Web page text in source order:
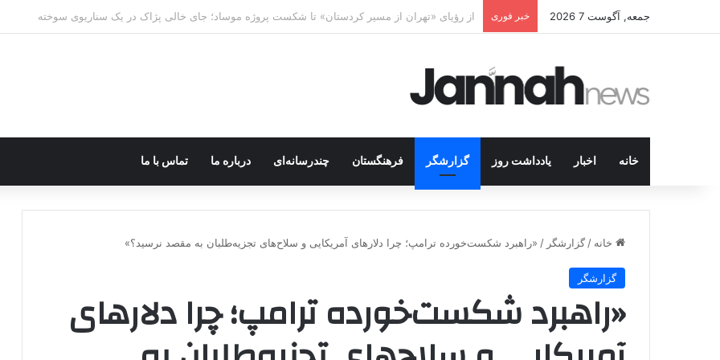
جمعه, آگوست 7 2026 خبر فوری پژاک در پیچ آخر؛ قندیل که خاموش شود، شاخه ایرانی چه خواهد کرد؟
خانه اخبار یادداشت روز گزارشگر فرهنگستان چندرسانه‌ای درباره ما تماس با ما
خانه / گزارشگر / «راهبرد شکست‌خورده ترامپ؛ چرا دلارهای آمریکایی و سلاح‌های تجزیه‌طلبان به مقصد نرسید؟»
گزارشگر
«راهبرد شکست‌خورده ترامپ؛ چرا دلارهای